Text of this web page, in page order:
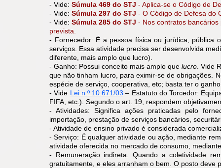
- Vide: Súmula 469 do STJ - Aplica-se o Código de
- Vide: Súmula 297 do STJ - O Código de Defesa do
- Vide: Súmula 285 do STJ - Nos contratos
prevista.
- Fornecedor: É a pessoa física ou jurídica, pública
serviços. Essa atividade precisa ser desenvolvida
diferente, mais amplo que lucro).
- Ganho: Possui conceito mais amplo quelucro . Vide
que não tinham lucro, para eximir-se de obrigações.
espécie de serviço, cooperativa, etc; basta ter o
- Vide Lei n.º 10.671/03 – Estatuto do Torcedor:
FIFA, etc.). Segundo o art. 19, respondem
- Atividades: Significa ações praticadas pelo
importação, prestação de serviços bancários,
- Atividade de ensino privado é considerada
- Serviço: É qualquer atividade ou ação, mediante
atividade oferecida no mercado de consumo,
- Remuneração indireta: Quando a coletividade
gratuitamente, e eles arranham o bem. O posto deve